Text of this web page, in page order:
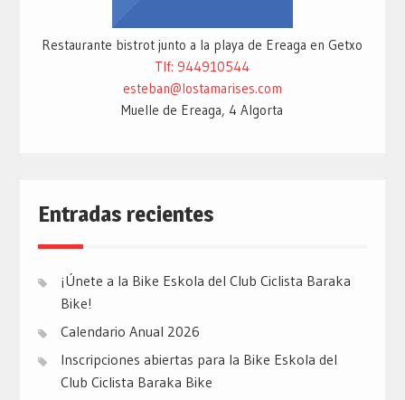
Restaurante bistrot junto a la playa de Ereaga en Getxo
Tlf: 944910544
esteban@lostamarises.com
Muelle de Ereaga, 4 Algorta
Entradas recientes
¡Únete a la Bike Eskola del Club Ciclista Baraka
Bike!
Calendario Anual 2026
Inscripciones abiertas para la Bike Eskola del
Club Ciclista Baraka Bike